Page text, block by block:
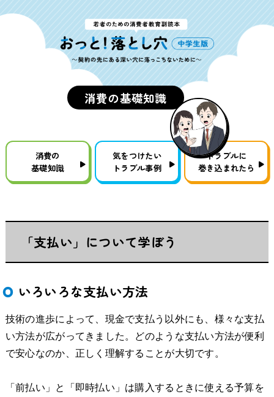
消費の基礎知識
消費の
基礎知識
気をつけたい
トラブル事例
トラブルに
巻き込まれたら
「支払い」について学ぼう
いろいろな支払い方法
技術の進歩によって、現金で支払う以外にも、様々な支払
い方法が広がってきました。どのような支払い方法が便利
で安心なのか、正しく理解することが大切です。
「前払い」と「即時払い」は購入するときに使える予算を